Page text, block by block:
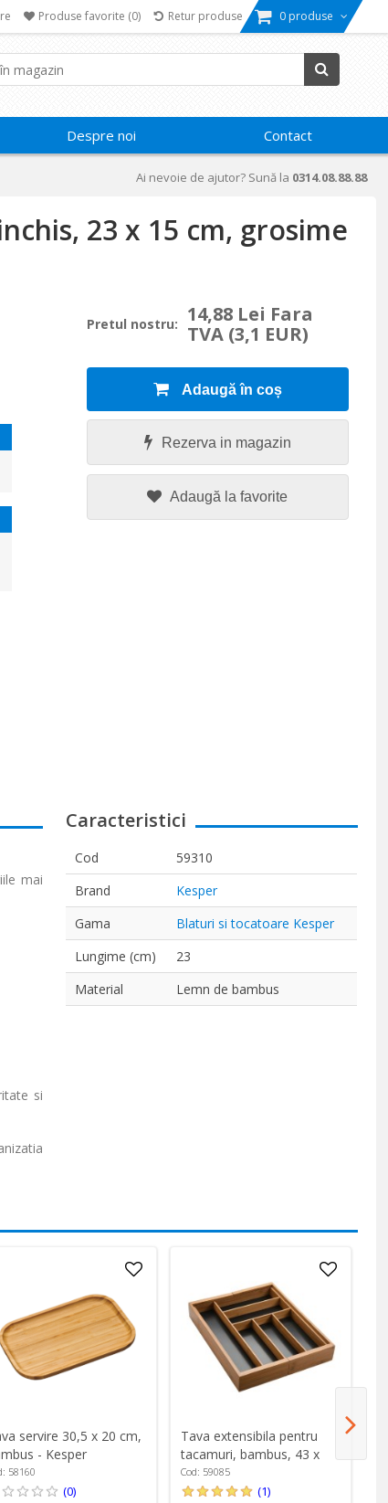
Produse favorite (0) Retur produse 0 produse
Despre noi Contact
Ai nevoie de ajutor? Sună la 0314.08.88.88
23 x 15 cm, grosime
Pretul nostru:
14,88 Lei Fara
TVA (3,1 EUR)
Adaugă în coș
Rezerva in magazin
Adaugă la favorite
mai
si
Caracteristici
Cod
59310
Brand
Kesper
Gama
Blaturi si tocatoare Kesper
Lungime (cm)
23
Material
Lemn de bambus
servire 30,5 x 20 cm,
- Kesper
58160
(0)
Tava extensibila pentru
tacamuri, bambus, 43 x
35-57 cm - Kesper
Cod: 59085
(1)